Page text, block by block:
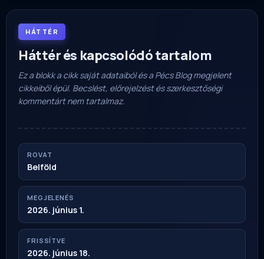
HÁTTÉR
Háttér és kapcsolódó tartalom
Ez a blokk a cikk saját adataiból és a Pécs Blog megjelent
cikkeiből épül. Becslést, előrejelzést és szerkesztőségi
kommentárt nem tartalmaz.
ROVAT
Belföld
MEGJELENÉS
2026. június 1.
FRISSÍTVE
2026. június 18.